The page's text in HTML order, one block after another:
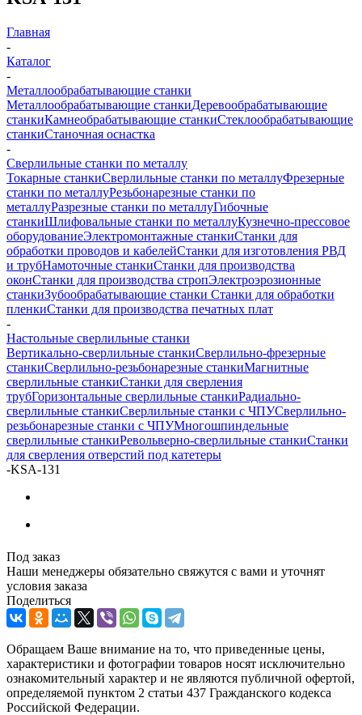
Главная
-
Каталог
-
Металлообрабатывающие станки
Металлообрабатывающие станкиДеревообрабатывающие
станкиКамнеобрабатывающие станкиСтеклообрабатывающие
станкиСтаночная оснастка
-
Сверлильные станки по металлу
Токарные станкиСверлильные станки по металлуФрезерные
станки по металлуРезьбонарезные станки по
металлуРазрезные станки по металлуГибочные
станкиШлифовальные станки по металлуКузнечно-прессовое
оборудованиеЭлектромонтажные станкиСтанки для
обработки проводов и кабелейСтанки для изготовления РВД
и трубНамоточные станкиСтанки для производства
оконСтанки для производства стропЭлектроэрозионные
станкиЗубообрабатывающие станки Станки для обработки
пленкиСтанки для производства печатных плат
-
Настольные сверлильные станки
Вертикально-сверлильные станкиСверлильно-фрезерные
станкиСверлильно-резьбонарезные станкиМагнитные
сверлильные станкиСтанки для сверления
трубГоризонтальные сверлильные станкиРадиально-
сверлильные станкиСверлильные станки с ЧПУСверлильно-
резьбонарезные станки с ЧПУМногошпиндельные
сверлильные станкиРевольверно-сверлильные станкиСтанки
для сверления отверстий под катетеры
-KSA-131
Под заказ
Наши менеджеры обязательно свяжутся с вами и уточнят
условия заказа
Поделиться
Обращаем Ваше внимание на то, что приведенные цены,
характеристики и фотографии товаров носят исключительно
ознакомительный характер и не являются публичной офертой,
определяемой пунктом 2 статьи 437 Гражданского кодекса
Российской Федерации.